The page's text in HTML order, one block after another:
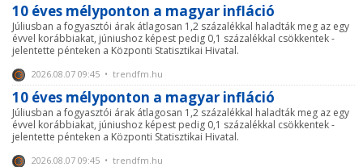
10 éves mélyponton a magyar infláció
Júliusban a fogyasztói árak átlagosan 1,2 százalékkal haladták meg az egy
évvel korábbiakat, júniushoz képest pedig 0,1 százalékkal csökkentek -
jelentette pénteken a Központi Statisztikai Hivatal.
2026.08.07 09:45 • trendfm.hu
10 éves mélyponton a magyar infláció
Júliusban a fogyasztói árak átlagosan 1,2 százalékkal haladták meg az egy
évvel korábbiakat, júniushoz képest pedig 0,1 százalékkal csökkentek -
jelentette pénteken a Központi Statisztikai Hivatal.
2026.08.07 09:45 • trendfm.hu